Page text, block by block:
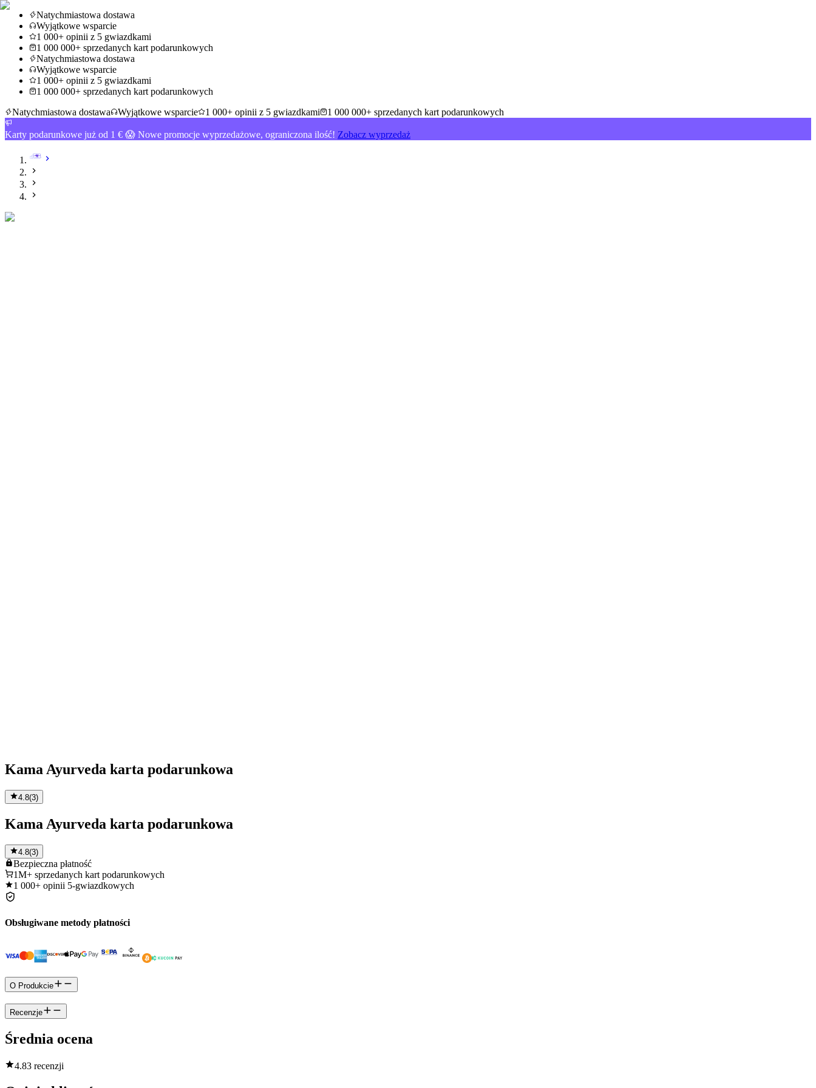
Natychmiastowa dostawa
Wyjątkowe wsparcie
1 000+ opinii z 5 gwiazdkami
1 000 000+ sprzedanych kart podarunkowych
Natychmiastowa dostawa
Wyjątkowe wsparcie
1 000+ opinii z 5 gwiazdkami
1 000 000+ sprzedanych kart podarunkowych
Natychmiastowa dostawa
Wyjątkowe wsparcie 1 000+ opinii z 5 gwiazdkami 1 000 000+ sprzedanych kart podarunkowych
Karty podarunkowe już od 1 € 😱 Nowe promocje wyprzedażowe, ograniczona ilość! Zobacz wyprzedaż
Kama Ayurveda karta podarunkowa
4.8(3)
Kama Ayurveda karta podarunkowa
4.8(3)
Bezpieczna płatność
1M+ sprzedanych kart podarunkowych
1 000+ opinii 5-gwiazdkowych
Obsługiwane metody płatności
O Produkcie
Recenzje
Średnia ocena
4.83 recenzji